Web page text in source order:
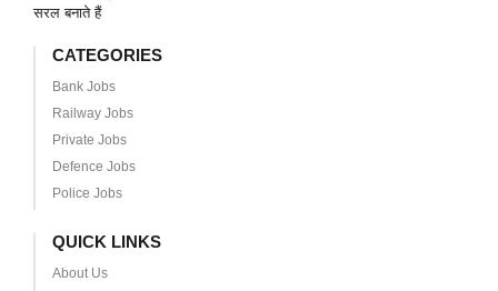
सरल बनाते हैं
CATEGORIES
Bank Jobs
Railway Jobs
Private Jobs
Defence Jobs
Police Jobs
QUICK LINKS
About Us